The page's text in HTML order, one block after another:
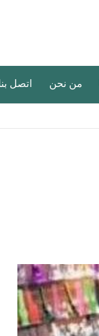
من نحن اتصل